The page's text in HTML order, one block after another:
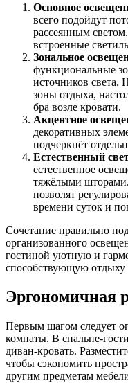
Основное
всего подойдут
рассеянным
встроенные
Зональное
функциональные
источников света.
зоны отдыха,
бра возле кровати.
Акцентное
декоративных
подчеркнёт
Естественный
естественное
тяжёлыми
позволят
времени суток и
Сочетание правильно
организованного
гостиной уютную и
способствующую отдыху
Эргономичная
Первым шагом следует
комнаты. В спальне-
диван-кровать.
чтобы сэкономить
другим предметам